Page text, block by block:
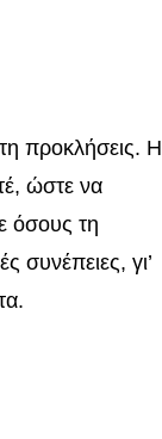
προκλήσεις. Η
ώστε να
όσους τη
συνέπειες, γι’